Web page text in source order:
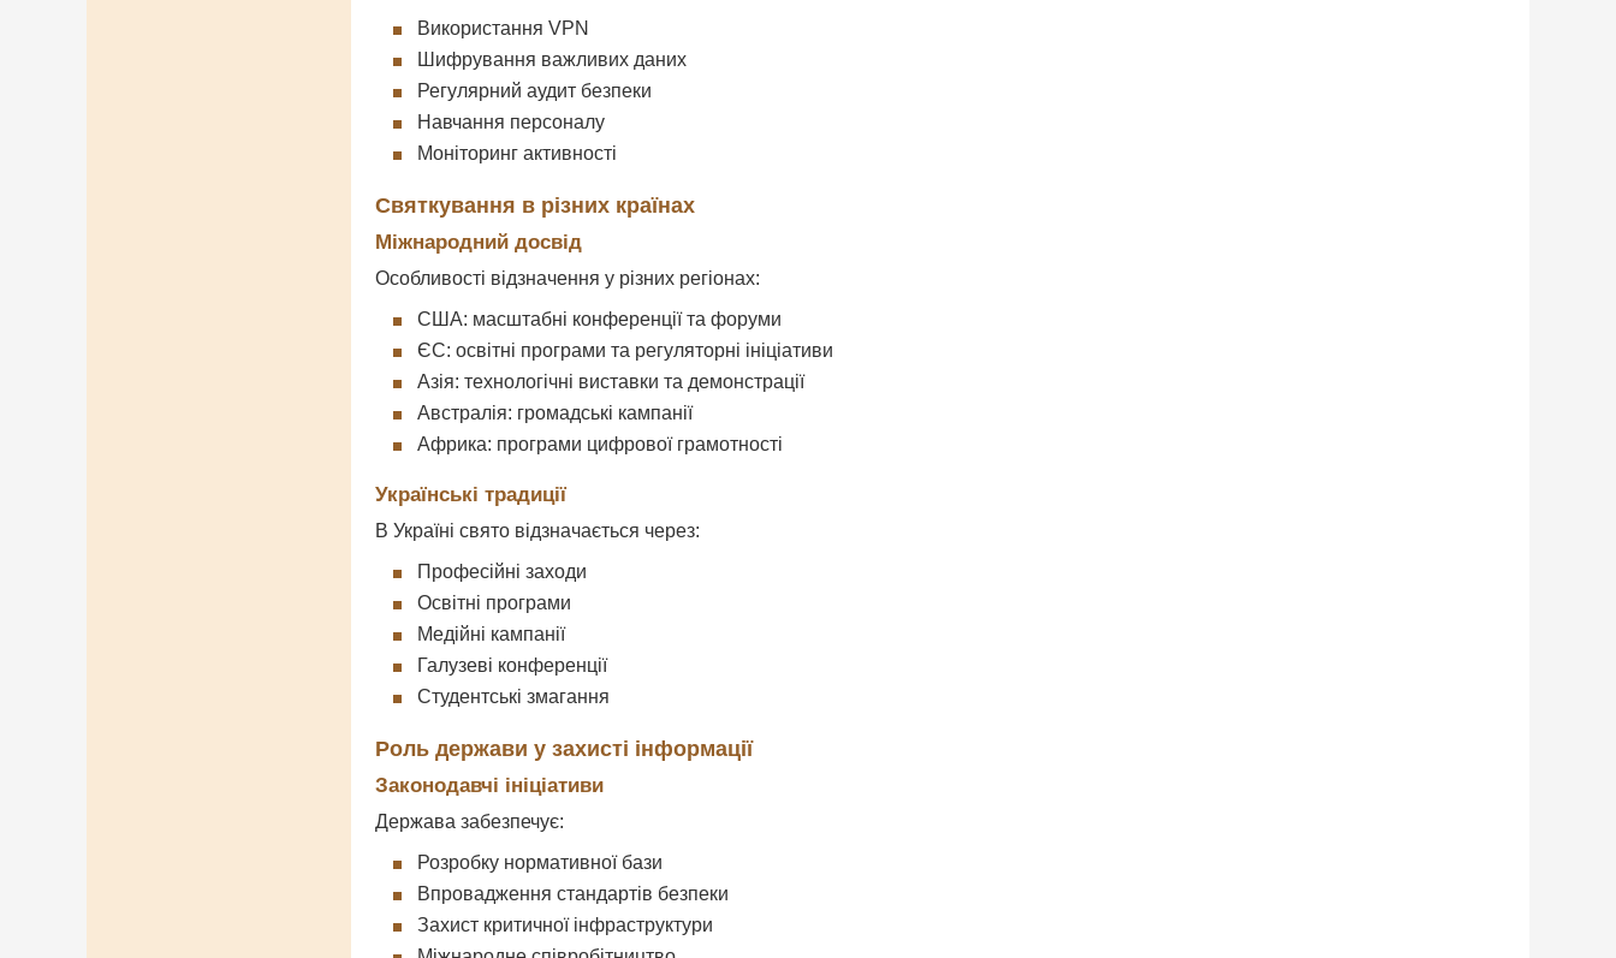
Використання VPN
Шифрування важливих даних
Регулярний аудит безпеки
Навчання персоналу
Моніторинг активності
Святкування в різних країнах
Міжнародний досвід
Особливості відзначення у різних регіонах:
США: масштабні конференції та форуми
ЄС: освітні програми та регуляторні ініціативи
Азія: технологічні виставки та демонстрації
Австралія: громадські кампанії
Африка: програми цифрової грамотності
Українські традиції
В Україні свято відзначається через:
Професійні заходи
Освітні програми
Медійні кампанії
Галузеві конференції
Студентські змагання
Роль держави у захисті інформації
Законодавчі ініціативи
Держава забезпечує:
Розробку нормативної бази
Впровадження стандартів безпеки
Захист критичної інфраструктури